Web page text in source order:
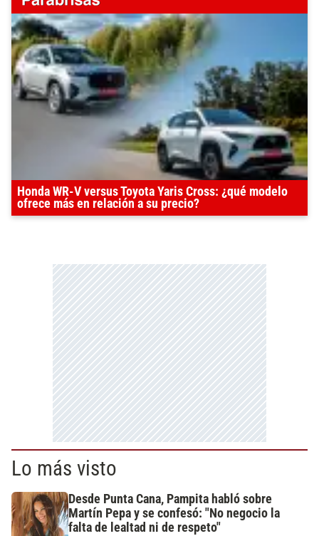
Honda WR-V versus Toyota Yaris Cross: ¿qué modelo
ofrece más en relación a su precio?
Lo más visto
Desde Punta Cana, Pampita habló sobre
Martín Pepa y se confesó: "No negocio la
falta de lealtad ni de respeto"